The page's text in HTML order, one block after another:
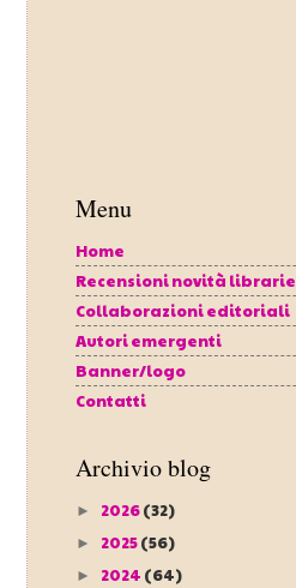
Menu
Home
Recensioni novità librarie
Collaborazioni editoriali
Autori emergenti
Banner/logo
Contatti
Archivio blog
► 2026(32)
► 2025(56)
► 2024 (64)